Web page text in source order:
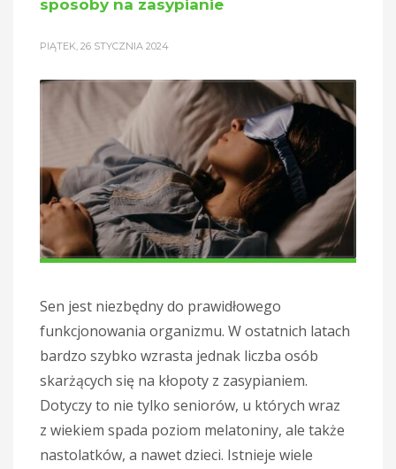
sposoby na zasypianie
PIĄTEK, 26 STYCZNIA 2024
Sen jest niezbędny do prawidłowego
funkcjonowania organizmu. W ostatnich latach
bardzo szybko wzrasta jednak liczba osób
skarżących się na kłopoty z zasypianiem.
Dotyczy to nie tylko seniorów, u których wraz
z wiekiem spada poziom melatoniny, ale także
nastolatków, a nawet dzieci. Istnieje wiele